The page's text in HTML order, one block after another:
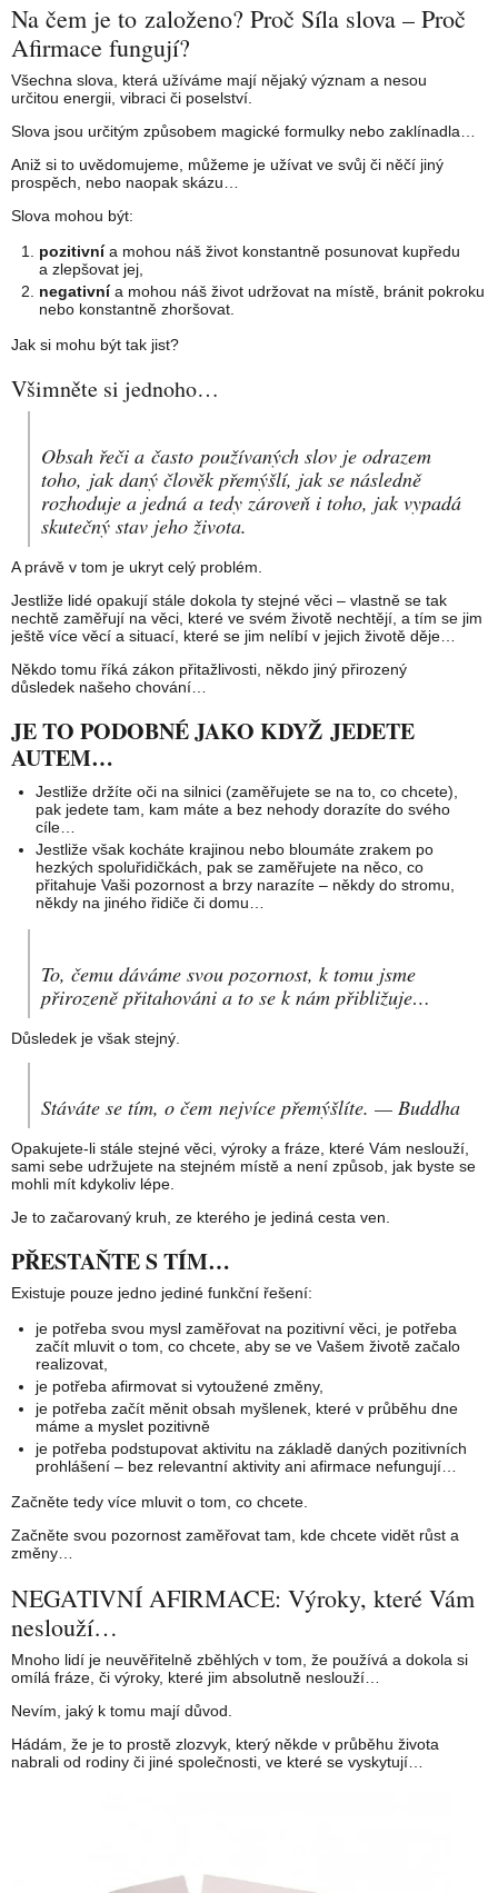
Na čem je to založeno? Proč Síla slova – Proč
Afirmace fungují?
Všechna slova, která užíváme mají nějaký význam a nesou
určitou energii, vibraci či poselství.
Slova jsou určitým způsobem magické formulky nebo zaklínadla…
Aniž si to uvědomujeme, můžeme je užívat ve svůj či něčí jiný
prospěch, nebo naopak skázu…
Slova mohou být:
pozitivnía mohou náš život konstantně posunovat kupředu
a zlepšovat jej,
negativnía mohou náš život udržovat na místě, bránit pokroku
nebo konstantně zhoršovat.
Jak si mohu být tak jist?
Všimněte si jednoho…
Obsah řeči a často používaných slov je odrazem
toho, jak daný člověk přemýšlí, jak se následně
rozhoduje a jedná a tedy zároveň i toho, jak vypadá
skutečný stav jeho života.
A právě v tom je ukryt celý problém.
Jestliže lidé opakují stále dokola ty stejné věci – vlastně se tak
nechtě zaměřují na věci, které ve svém životě nechtějí, a tím se jim
ještě více věcí a situací, které se jim nelíbí v jejich životě děje…
Někdo tomu říká zákon přitažlivosti, někdo jiný přirozený
důsledek našeho chování…
JE TO PODOBNÉ JAKO KDYŽ JEDETE
AUTEM…
Jestliže držíte oči na silnici (zaměřujete se na to, co chcete),
pak jedete tam, kam máte a bez nehody dorazíte do svého
cíle…
Jestliže však kocháte krajinou nebo bloumáte zrakem po
hezkých spoluřidičkách, pak se zaměřujete na něco, co
přitahuje Vaši pozornost a brzy narazíte – někdy do stromu,
někdy na jiného řidiče či domu…
To, čemu dáváme svou pozornost, k tomu jsme
přirozeně přitahováni a to se k nám přibližuje…
Důsledek je však stejný.
Stáváte se tím, o čem nejvíce přemýšlíte. — Buddha
Opakujete-li stále stejné věci, výroky a fráze, které Vám neslouží,
sami sebe udržujete na stejném místě a není způsob, jak byste se
mohli mít kdykoliv lépe.
Je to začarovaný kruh, ze kterého je jediná cesta ven.
PŘESTAŇTE S TÍM…
Existuje pouze jedno jediné funkční řešení:
je potřeba svou mysl zaměřovat na pozitivní věci, je potřeba
začít mluvit o tom, co chcete, aby se ve Vašem životě začalo
realizovat,
je potřeba afirmovat si vytoužené změny,
je potřeba začít měnit obsah myšlenek, které v průběhu dne
máme a myslet pozitivně
je potřeba podstupovat aktivitu na základě daných pozitivních
prohlášení – bez relevantní aktivity ani afirmace nefungují…
Začněte tedy více mluvit o tom, co chcete.
Začněte svou pozornost zaměřovat tam, kde chcete vidět růst a
změny…
NEGATIVNÍ AFIRMACE: Výroky, které Vám
neslouží…
Mnoho lidí je neuvěřitelně zběhlých v tom, že používá a dokola si
omílá fráze, či výroky, které jim absolutně neslouží…
Nevím, jaký k tomu mají důvod.
Hádám, že je to prostě zlozvyk, který někde v průběhu života
nabrali od rodiny či jiné společnosti, ve které se vyskytují…